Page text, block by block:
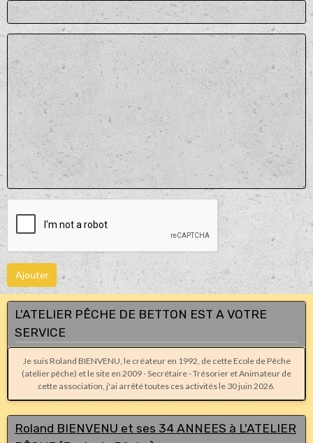
Ajouter
L'ATELIER PÊCHE DE BETTON EST A VOTRE
SERVICE
Je suis Roland BIENVENU, le créateur en 1992, de cette Ecole de Pêche
(atelier pêche) et le site en 2009 - Secrétaire - Trésorier et Animateur de
cette association, j'ai arrêté toutes ces activités le 30 juin 2026.
Roland BIENVENU et ses 34 ANNEES à L'ATELIER